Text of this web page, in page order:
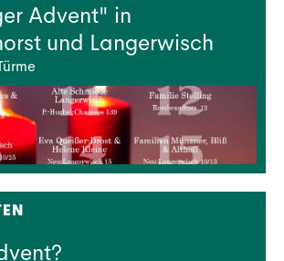
Advent" in
und Langerwisch